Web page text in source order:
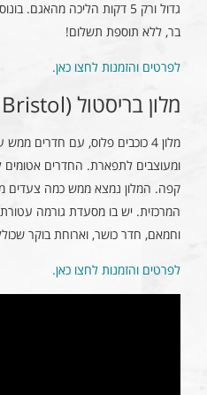
גדול ורק 5 דקות הליכה
בר, ללא תוספת תשלום!
לפרטים והזמנות לחצו כאן.
מלון בריסטול (Hotel Bristol)
מלון 4 כוכבים פלוס, עם חדרים
ומעוצבים לתפארת. החדרים אטומים
קפה. המלון נמצא ממש כמה צעדים
המרכזית. יש בו מסעדת גורמה
וחמאם, חדר כושר, וארוחת בוקר
לפרטים והזמנות לחצו כאן.